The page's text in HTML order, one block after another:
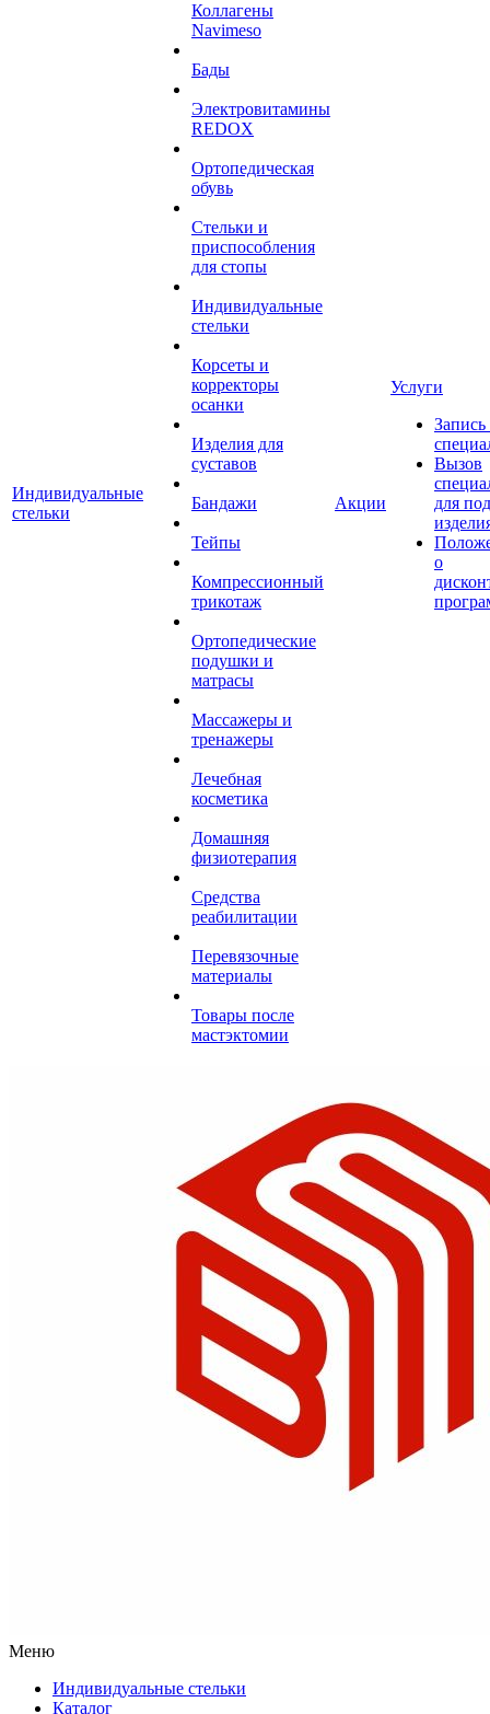
Индивидуальные
стельки
Коллагены
Navimeso
Бады
Электровитамины
REDOX
Ортопедическая
обувь
Стельки и
приспособления
для стопы
Индивидуальные
стельки
Корсеты и
корректоры
осанки
Изделия для
суставов
Бандажи
Тейпы
Компрессионный
трикотаж
Ортопедические
подушки и
матрасы
Массажеры и
тренажеры
Лечебная
косметика
Домашняя
физиотерапия
Средства
реабилитации
Перевязочные
материалы
Товары после
мастэктомии
Акции
Услуги
Запись
Вызов
для
о
Меню
Индивидуальные стельки
Каталог